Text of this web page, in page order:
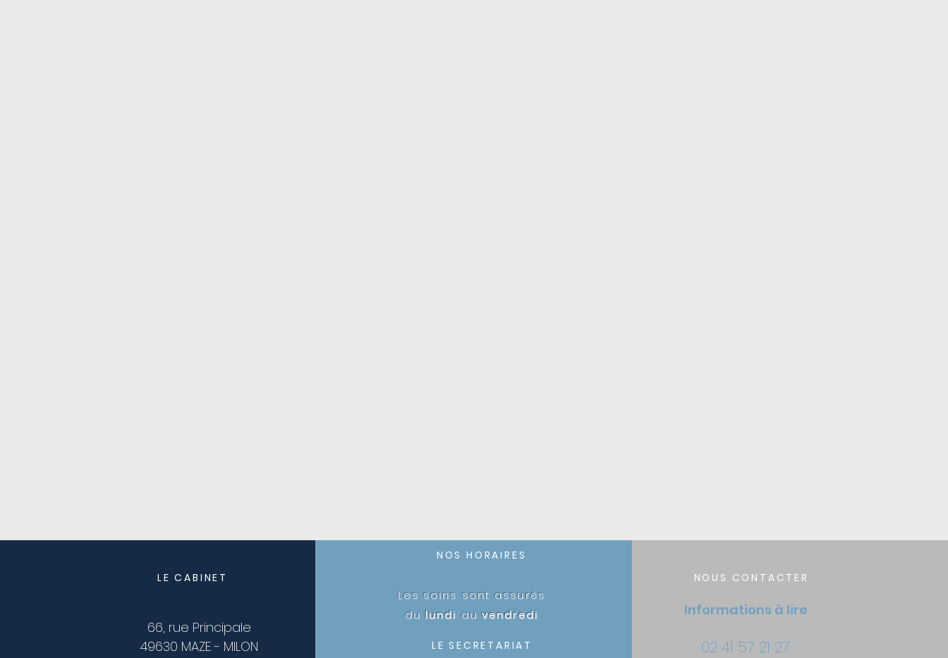
LE CABINET
66, rue Principale
49630 MAZE - MILON
NOS HORAIRES
Les soins sont assurés
dulundi auvendredi
LE SECRETARIAT
NOUS CONTACTER
Informations à lire
02 41 57 21 27